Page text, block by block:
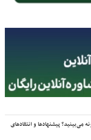
می‌بینید؟ پیشنهادها و انتقادهای